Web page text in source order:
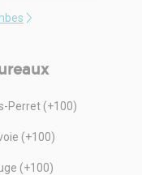
Perret (+100)
(+100)
(+100)